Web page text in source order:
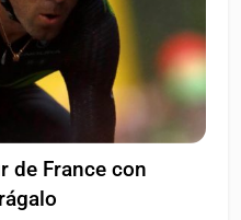
de France con